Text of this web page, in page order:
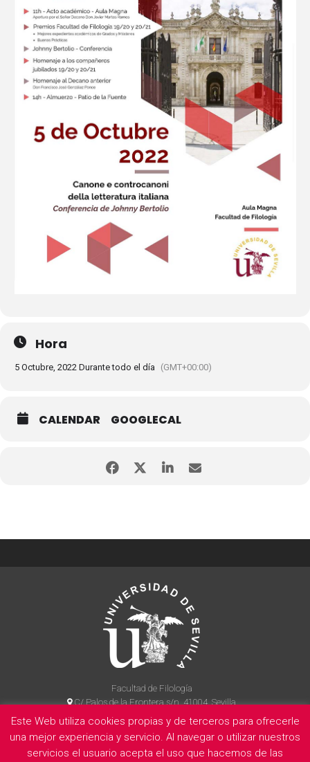
Hora
5 Octubre, 2022 Durante todo el día (GMT+00:00)
CALENDAR GOOGLECAL
Facultad de Filología
C/ Palos de la Frontera s/n, 41004, Sevilla
954 55 14 90
Este Web utiliza cookies propias y de terceros para ofrecerle
una mejor experiencia y servicio. Al navegar o utilizar nuestros
servicios el usuario acepta el uso que hacemos de las